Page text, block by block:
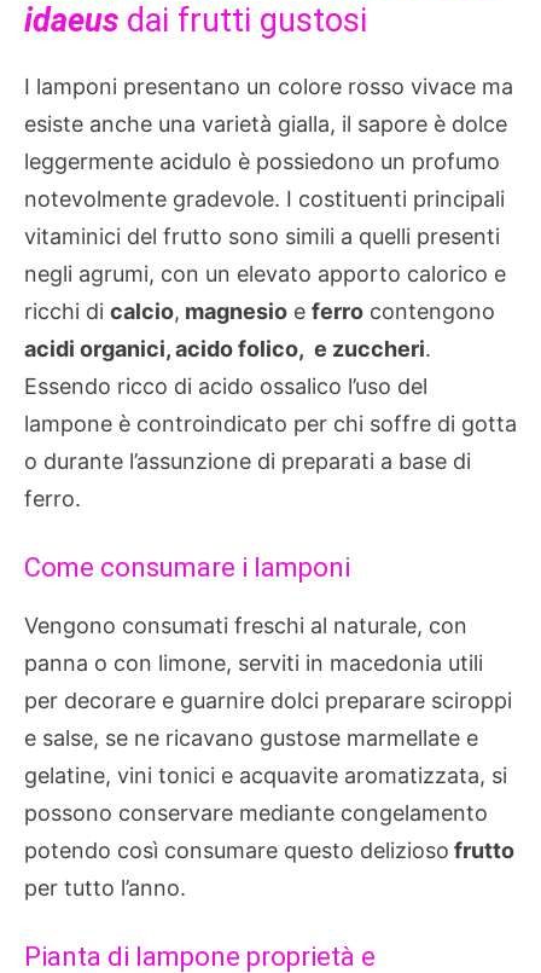
idaeus dai frutti gustosi
I lamponi presentano un colore rosso vivace ma
esiste anche una varietà gialla, il sapore è dolce
leggermente acidulo è possiedono un profumo
notevolmente gradevole. I costituenti principali
vitaminici del frutto sono simili a quelli presenti
negli agrumi, con un elevato apporto calorico e
ricchi di calcio, magnesio e ferro contengono
acidi organici, acido folico, e zuccheri.
Essendo ricco di acido ossalico l’uso del
lampone è controindicato per chi soffre di gotta
o durante l’assunzione di preparati a base di
ferro.
Come consumare i lamponi
Vengono consumati freschi al naturale, con
panna o con limone, serviti in macedonia utili
per decorare e guarnire dolci preparare sciroppi
e salse, se ne ricavano gustose marmellate e
gelatine, vini tonici e acquavite aromatizzata, si
possono conservare mediante congelamento
potendo così consumare questo delizioso frutto
per tutto l’anno.
Pianta di lampone proprietà e